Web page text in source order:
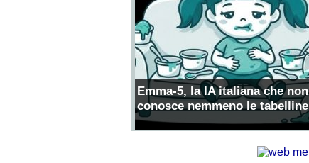
Emma-5, la IA italiana che non
conosce nemmeno le tabelline